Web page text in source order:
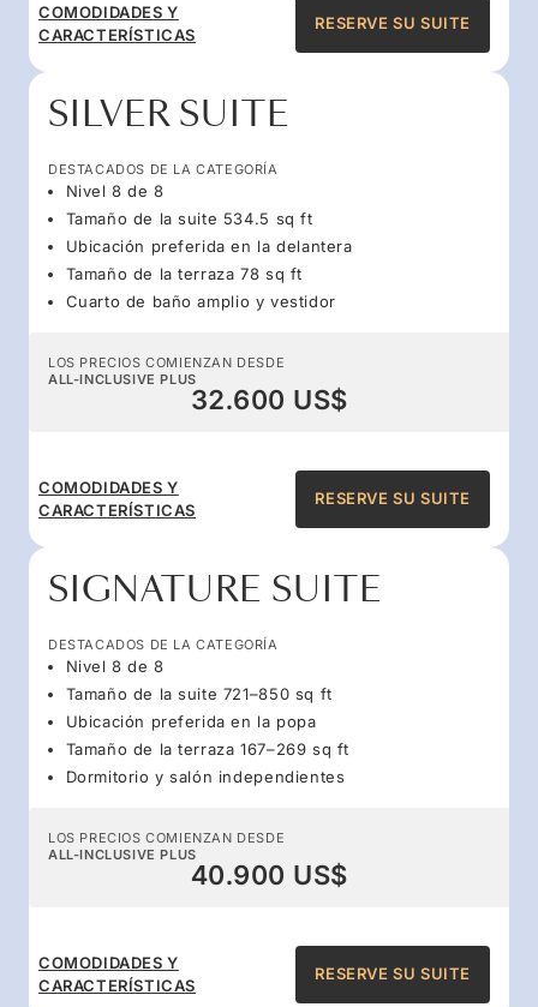
COMODIDADES Y
CARACTERÍSTICAS
RESERVE SU SUITE
SILVER SUITE
DESTACADOS DE LA CATEGORÍA
Nivel 8 de 8
Tamaño de la suite 534.5 sq ft
Ubicación preferida en la delantera
Tamaño de la terraza 78 sq ft
Cuarto de baño amplio y vestidor
LOS PRECIOS COMIENZAN DESDE
ALL-INCLUSIVE PLUS
32.600 US$
COMODIDADES Y
CARACTERÍSTICAS
RESERVE SU SUITE
SIGNATURE SUITE
DESTACADOS DE LA CATEGORÍA
Nivel 8 de 8
Tamaño de la suite 721–850 sq ft
Ubicación preferida en la popa
Tamaño de la terraza 167–269 sq ft
Dormitorio y salón independientes
LOS PRECIOS COMIENZAN DESDE
ALL-INCLUSIVE PLUS
40.900 US$
COMODIDADES Y
CARACTERÍSTICAS
RESERVE SU SUITE